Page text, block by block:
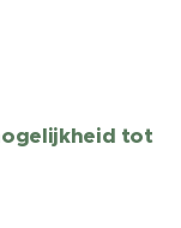
tot